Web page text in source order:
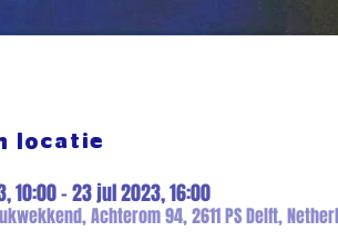
locatie
10:00 – 23 jul 2023, 16:00
Achterom 94, 2611 PS Delft,